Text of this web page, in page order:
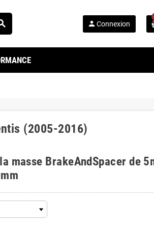
person Connexion
(2005-2016)
masse BrakeAndSpacer de